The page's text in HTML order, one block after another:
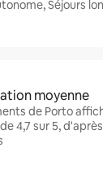
Séjours
moyenne
de Porto
4,7 sur 5,